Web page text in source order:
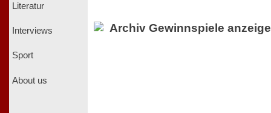
Literatur
Interviews
Sport
About us
Archiv Gewinnspiele